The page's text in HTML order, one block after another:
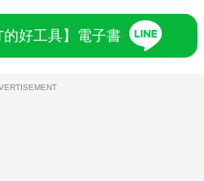
好工具】電子書